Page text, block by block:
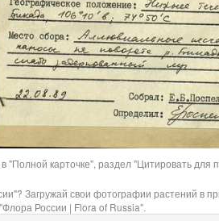
карточке", раздел "Цитировать для
Загружай свои фотографии растений в
России | Flora of Russia".